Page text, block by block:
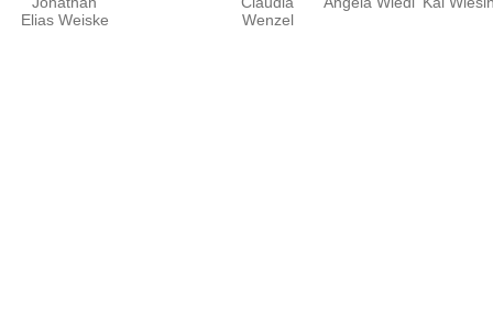
Elias Weiske
Wenzel